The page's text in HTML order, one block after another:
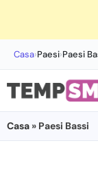
Casa›Paesi›Paesi
Casa » Paesi Bassi